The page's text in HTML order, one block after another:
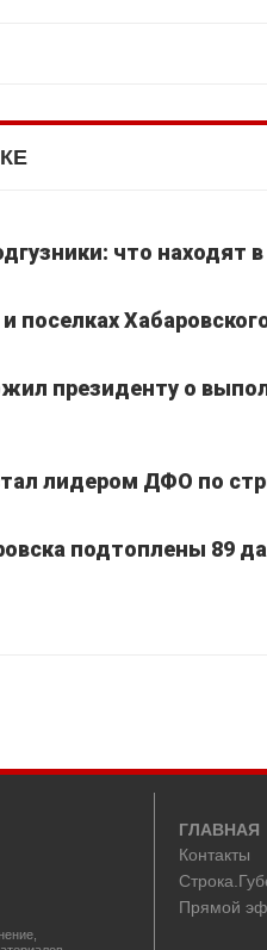
что находят
поселках
президенту о
лидером ДФО по
подтоплены 89
ГЛАВНАЯ
Контакты
Прямой